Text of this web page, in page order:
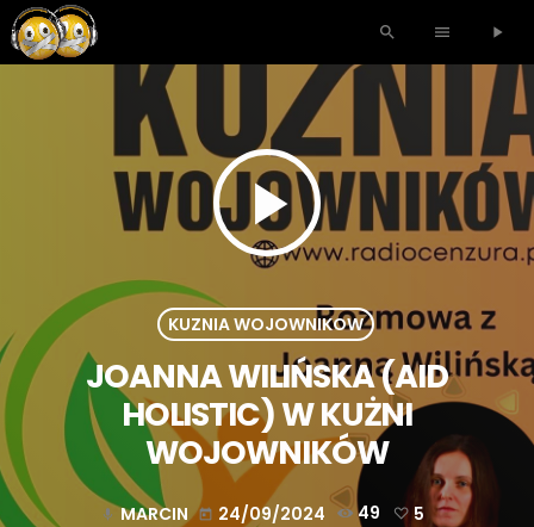
search menu play_arrow
play_arrow
KUZNIA WOJOWNIKOW
JOANNA WILIŃSKA (AID
HOLISTIC) W KUŻNI
WOJOWNIKÓW
mic MARCIN today 24/09/2024 49 5